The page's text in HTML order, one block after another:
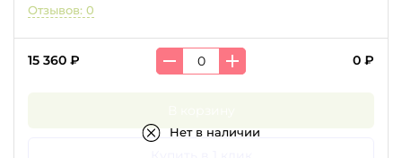
Отзывов: 0
15 360 ₽ 0 ₽
Нет в наличии